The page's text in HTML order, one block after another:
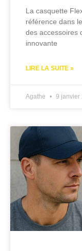
La casquette
référence dans
des accessoires
innovante
LIRE LA SUITE »
Agathe 9 janvier